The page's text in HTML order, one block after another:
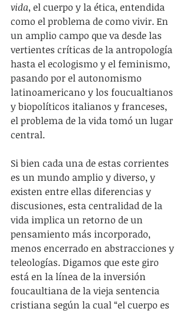
vida, el cuerpo y la ética, entendida
como el problema de como vivir. En
un amplio campo que va desde las
vertientes críticas de la antropología
hasta el ecologismo y el feminismo,
pasando por el autonomismo
latinoamericano y los foucualtianos
y biopolíticos italianos y franceses,
el problema de la vida tomó un lugar
central.
Si bien cada una de estas corrientes
es un mundo amplio y diverso, y
existen entre ellas diferencias y
discusiones, esta centralidad de la
vida implica un retorno de un
pensamiento más incorporado,
menos encerrado en abstracciones y
teleologías. Digamos que este giro
está en la línea de la inversión
foucaultiana de la vieja sentencia
cristiana según la cual “el cuerpo es